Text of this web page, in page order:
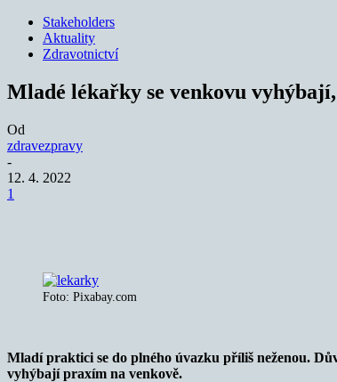
Stakeholders
Aktuality
Zdravotnictví
Mladé lékařky se venkovu
Od
zdravezpravy
-
12. 4. 2022
1
Foto: Pixabay.com
Mladí praktici se do plného úvazku příliš neženou.
vyhýbají praxím na venkově.